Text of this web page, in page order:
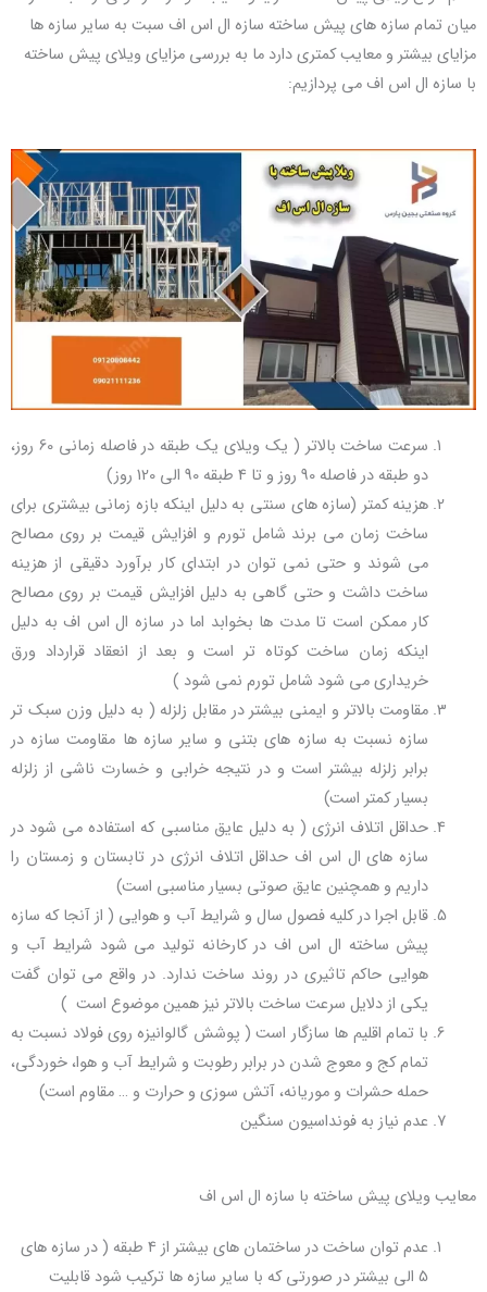
میان تمام سازه های پیش ساخته سازه ال اس اف سبت به سایر سازه ها
مزایای بیشتر و معایب کمتری دارد ما به بررسی مزایای ویلای پیش ساخته
با سازه ال اس اف می پردازیم:
سرعت ساخت بالاتر ( یک ویلای یک طبقه در فاصله زمانی 60 روز،
دو طبقه در فاصله 90 روز و تا 4 طبقه 90 الی 120 روز)
هزینه کمتر (سازه های سنتی به دلیل اینکه بازه زمانی بیشتری برای
ساخت زمان می برند شامل تورم و افزایش قیمت بر روی مصالح
می شوند و حتی نمی توان در ابتدای کار برآورد دقیقی از هزینه
ساخت داشت و حتی گاهی به دلیل افزایش قیمت بر روی مصالح
کار ممکن است تا مدت ها بخوابد اما در سازه ال اس اف به دلیل
اینکه زمان ساخت کوتاه تر است و بعد از انعقاد قرارداد ورق
خریداری می شود شامل تورم نمی شود )
مقاومت بالاتر و ایمنی بیشتر در مقابل زلزله ( به دلیل وزن سبک تر
سازه نسبت به سازه های بتنی و سایر سازه ها مقاومت سازه در
برابر زلزله بیشتر است و در نتیجه خرابی و خسارت ناشی از زلزله
بسیار کمتر است)
حداقل اتلاف انرژی ( به دلیل عایق مناسبی که استفاده می شود در
سازه های ال اس اف حداقل اتلاف انرژی در تابستان و زمستان را
داریم و همچنین عایق صوتی بسیار مناسبی است)
قابل اجرا در کلیه فصول سال و شرایط آب و هوایی ( از آنجا که سازه
پیش ساخته ال اس اف در کارخانه تولید می شود شرایط آب و
هوایی حاکم تاثیری در روند ساخت ندارد. در واقع می توان گفت
یکی از دلایل سرعت ساخت بالاتر نیز همین موضوع است )
با تمام اقلیم ها سازگار است ( پوشش گالوانیزه روی فولاد نسبت به
تمام کج و معوج شدن در برابر رطوبت و شرایط آب و هوا، خوردگی،
حمله حشرات و موریانه، آتش سوزی و حرارت و … مقاوم است)
عدم نیاز به فونداسیون سنگین
معایب ویلای پیش ساخته با سازه ال اس اف
عدم توان ساخت در ساختمان های بیشتر از 4 طبقه ( در سازه های
5 الی بیشتر در صورتی که با سایر سازه ها ترکیب شود قابلیت